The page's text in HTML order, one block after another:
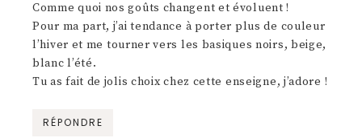
Comme quoi nos goûts changent et évoluent !
Pour ma part, j’ai tendance à porter plus de couleur
l’hiver et me tourner vers les basiques noirs, beige,
blanc l’été.
Tu as fait de jolis choix chez cette enseigne, j’adore !
RÉPONDRE